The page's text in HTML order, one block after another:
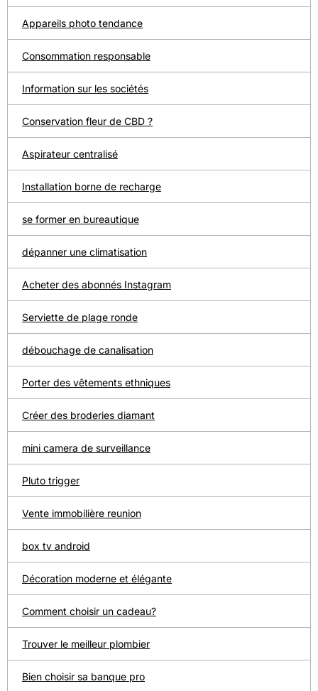
Appareils photo tendance
Consommation responsable
Information sur les sociétés
Conservation fleur de CBD ?
Aspirateur centralisé
Installation borne de recharge
se former en bureautique
dépanner une climatisation
Acheter des abonnés Instagram
Serviette de plage ronde
débouchage de canalisation
Porter des vêtements ethniques
Créer des broderies diamant
mini camera de surveillance
Pluto trigger
Vente immobilière reunion
box tv android
Décoration moderne et élégante
Comment choisir un cadeau?
Trouver le meilleur plombier
Bien choisir sa banque pro